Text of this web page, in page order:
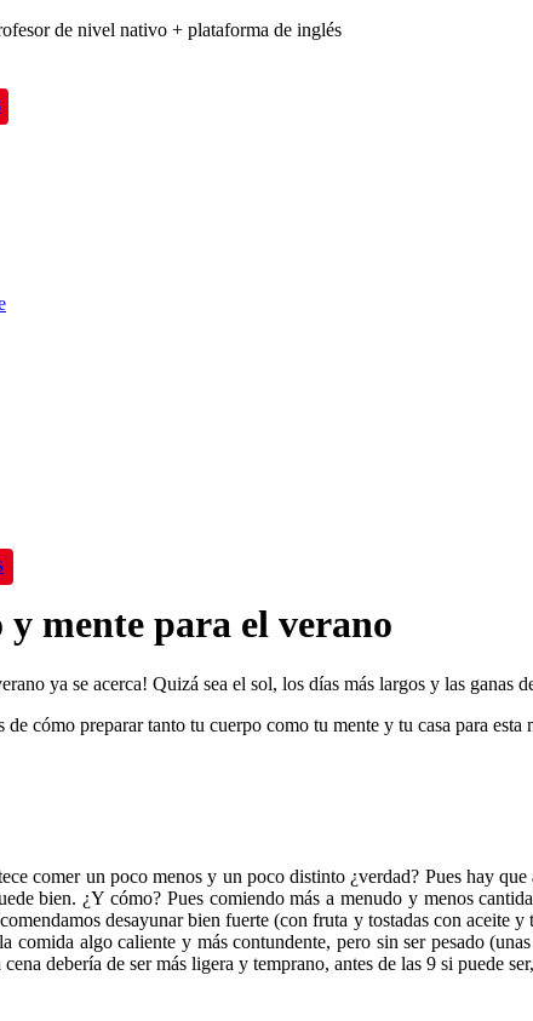
de nivel nativo + plataforma de inglés
mente para el verano
ya se acerca! Quizá sea el sol, los días más largos y las ganas
de cómo preparar tanto tu cuerpo como tu mente y tu casa para esta
comer un poco menos y un poco distinto ¿verdad? Pues hay
bien. ¿Y cómo? Pues comiendo más a menudo y menos
desayunar bien fuerte (con fruta y tostadas con aceite
comida algo caliente y más contundente, pero sin ser pesado
debería de ser más ligera y temprano, antes de las 9 si puede